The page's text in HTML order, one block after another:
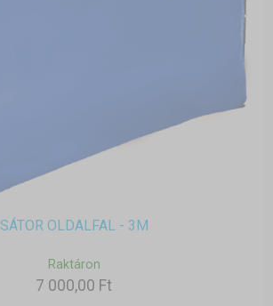
SÁTOR OLDALFAL - 3M
Raktáron
7 000,00 Ft